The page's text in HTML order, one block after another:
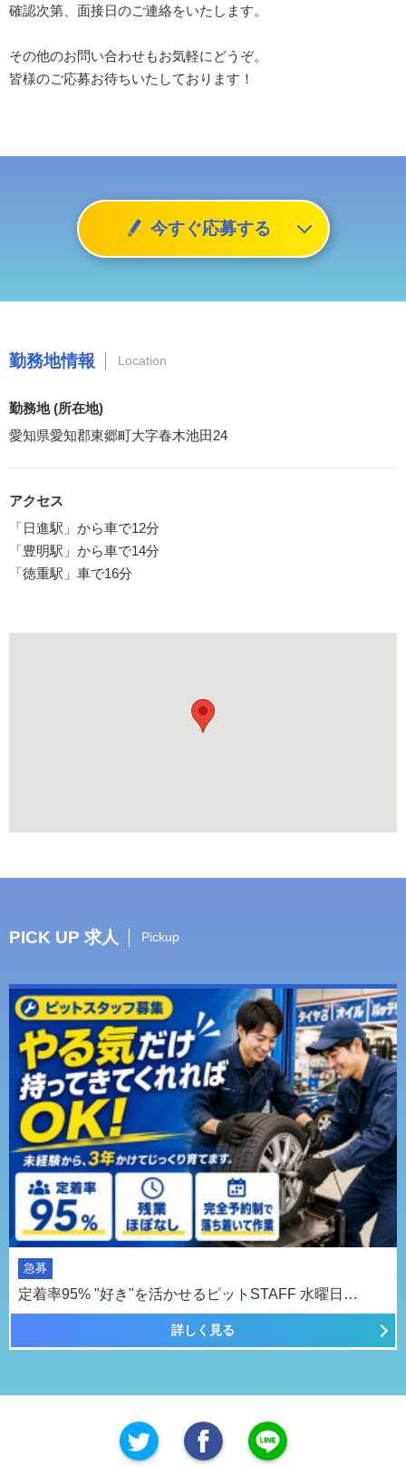
確認次第、面接日のご連絡をいたします。
その他のお問い合わせもお気軽にどうぞ。
皆様のご応募お待ちいたしております！
今すぐ応募する
勤務地情報 Location
勤務地 (所在地)
愛知県愛知郡東郷町大字春木池田24
アクセス
「日進駅」から車で12分
「豊明駅」から車で14分
「徳重駅」車で16分
PICK UP 求人 Pickup
急募
定着率95% "好き"を活かせるピットSTAFF 水曜日…
詳しく見る